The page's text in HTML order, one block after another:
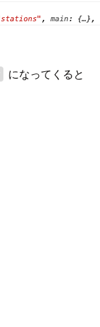
になってくると